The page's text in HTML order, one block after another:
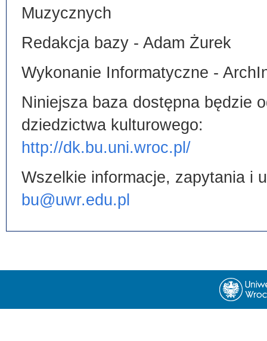
Muzycznych
Redakcja bazy - Adam Żurek
Wykonanie Informatyczne -
Niniejsza baza dostępna będzie
dziedzictwa kulturowego:
http://dk.bu.uni.wroc.pl/
Wszelkie informacje, zapytania i
bu@uwr.edu.pl